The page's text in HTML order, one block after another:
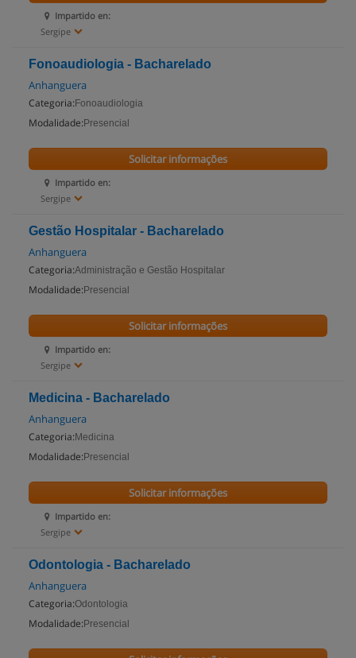
Impartido en:
Sergipe
Fonoaudiologia - Bacharelado
Anhanguera
Categoria: Fonoaudiologia
Modalidade: Presencial
Impartido en:
Sergipe
Solicitar informações
Gestão Hospitalar - Bacharelado
Anhanguera
Categoria:Administração e Gestão Hospitalar
Modalidade: Presencial
Impartido en:
Sergipe
Solicitar informações
Medicina - Bacharelado
Anhanguera
Categoria: Medicina
Modalidade: Presencial
Impartido en:
Sergipe
Solicitar informações
Odontologia - Bacharelado
Anhanguera
Categoria:Odontologia
Modalidade: Presencial